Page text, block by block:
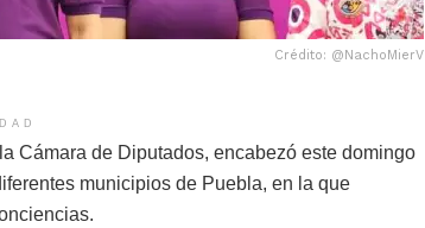
Crédito: @NachoMierV
Cámara de Diputados, encabezó este domingo
municipios de Puebla, en la que